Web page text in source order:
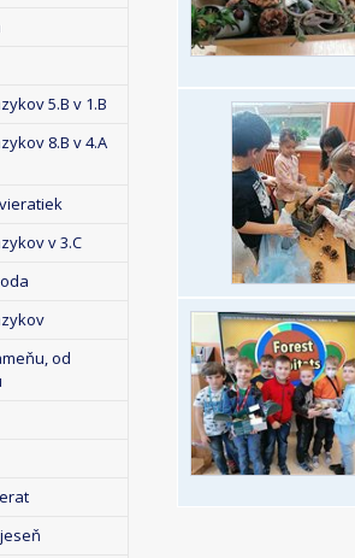
5.B v 1.B
8.B v 4.A
v 3.C
od